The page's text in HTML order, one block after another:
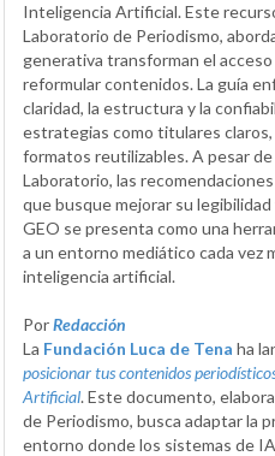
Inteligencia Artificial. Este
Laboratorio de Periodismo,
generativa transforman el
reformular contenidos. La guía
claridad, la estructura y la
estrategias como titulares
formatos reutilizables. A pesar
Laboratorio, las
que busque mejorar su
GEO se presenta como una
a un entorno mediático cada vez
inteligencia artificial.
PorRedacción
La Fundación Luca de Tena ha
posicionar tus contenidos
Artificial. Este documento,
de Periodismo, busca adaptar la
entorno donde los sistemas de